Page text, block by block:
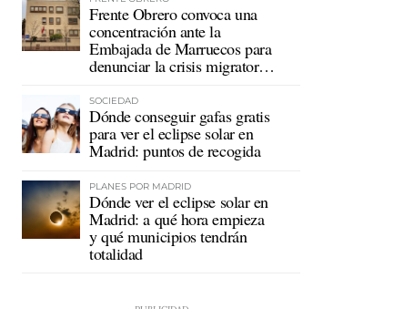
Frente Obrero convoca una
concentración ante la
Embajada de Marruecos para
denunciar la crisis migratoria
SOCIEDAD
Dónde conseguir gafas gratis
para ver el eclipse solar en
Madrid: puntos de recogida
PLANES POR MADRID
Dónde ver el eclipse solar en
Madrid: a qué hora empieza
y qué municipios tendrán
totalidad